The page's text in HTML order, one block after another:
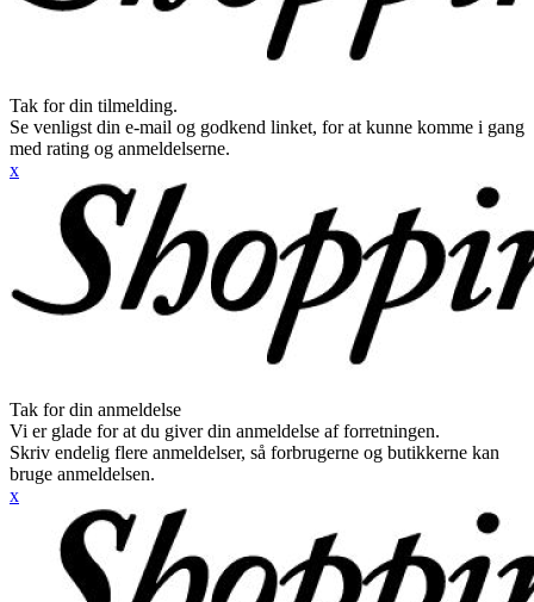
Tak for din tilmelding.
Se venligst din e-mail og godkend linket, for at kunne komme i gang
med rating og anmeldelserne.
x
Tak for din anmeldelse
Vi er glade for at du giver din anmeldelse af forretningen.
Skriv endelig flere anmeldelser, så forbrugerne og butikkerne kan
bruge anmeldelsen.
x